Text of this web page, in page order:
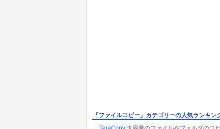
「ファイルコピー」カテゴリーの人気ランキン